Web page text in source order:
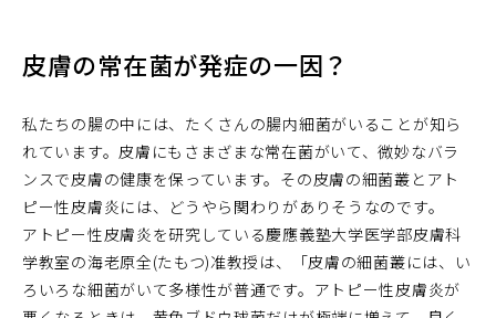
皮膚の常在菌が発症の一因？
私たちの腸の中には、たくさんの腸内細菌がいることが知ら
れています。皮膚にもさまざまな常在菌がいて、微妙なバラ
ンスで皮膚の健康を保っています。その皮膚の細菌叢とアト
ピー性皮膚炎には、どうやら関わりがありそうなのです。
アトピー性皮膚炎を研究している慶應義塾大学医学部皮膚科
学教室の海老原全(たもつ)准教授は、「皮膚の細菌叢には、い
ろいろな細菌がいて多様性が普通です。アトピー性皮膚炎が